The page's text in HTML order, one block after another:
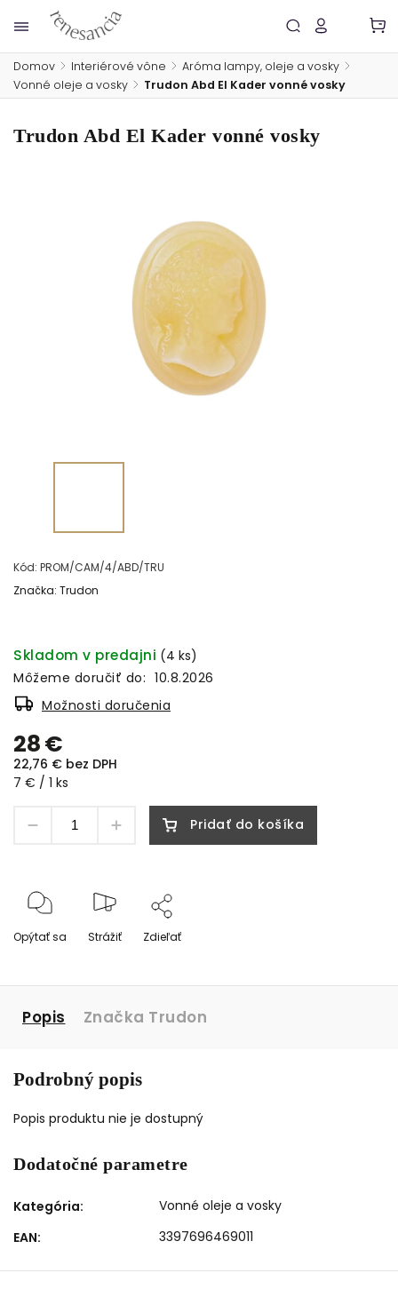
Domov / Interiérové vône / Aróma lampy, oleje a vosky /
Vonné oleje a vosky / Trudon Abd El Kader vonné vosky
Trudon Abd El Kader vonné vosky
Kód: PROM/CAM/4/ABD/TRU
Značka: Trudon
28 €
22,76 € bez DPH
7 € / 1 ks
Skladom v predajni (4 ks)
Môžeme doručiť do: 10.8.2026
Možnosti doručenia
Pridať do košíka
Opýtať sa Strážiť Zdieľať
Popis Značka Trudon
Podrobný popis
Popis produktu nie je dostupný
Dodatočné parametre
Kategória:
Vonné oleje a vosky
EAN: 3397696469011